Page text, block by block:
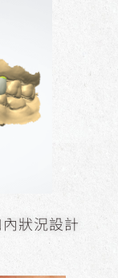
狀況設計